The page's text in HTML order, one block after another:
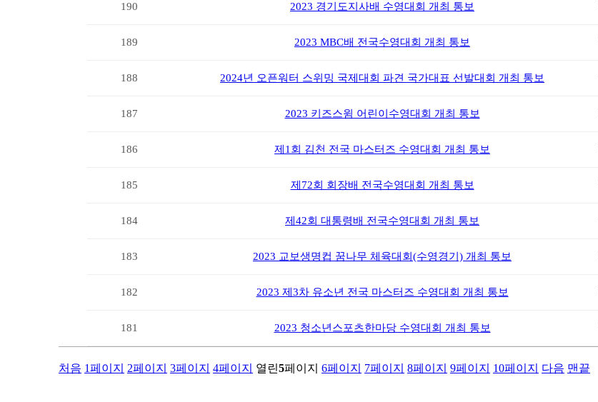
190 2023 경기도지사배 수영대회 개최 통보
189 2023 MBC배 전국수영대회 개최 통보
188 2024년 오픈워터 스위밍 국제대회 파견 국가대표 선발대회 개최 통보
187 2023 키즈스윔 어린이수영대회 개최 통보
186 제1회 김천 전국 마스터즈 수영대회 개최 통보
185 제72회 회장배 전국수영대회 개최 통보
184 제42회 대통령배 전국수영대회 개최 통보
183 2023 교보생명컵 꿈나무 체육대회(수영경기) 개최 통보
182 2023 제3차 유소년 전국 마스터즈 수영대회 개최 통보
181 2023 청소년스포츠한마당 수영대회 개최 통보
처음 1페이지 2페이지 3페이지 4페이지 열린5페이지 6페이지 7페이지 8페이지 9페이지 10페이지 다음 맨끝